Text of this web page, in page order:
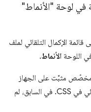
في لوحة "الأنماط"
الإكمال التلقائي لملف
اللوحة الأنماط.
مثبَّت على الجهاز
المحلي. ويتم عرضه في قائمة الإكمال التلقائي في CSS. في السابق، لم